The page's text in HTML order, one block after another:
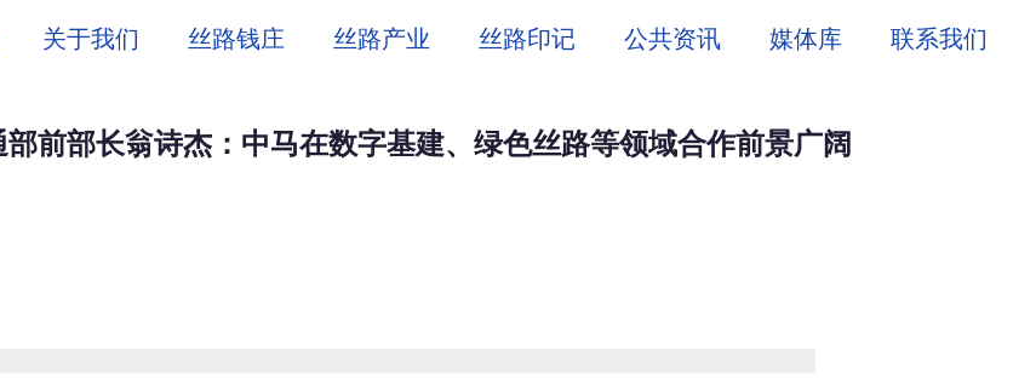
关于我们 丝路钱庄 丝路产业 丝路印记 公共资讯 媒体库 联系我们
前部长翁诗杰：中马在数字基建、绿色丝路等领域合作前景广阔